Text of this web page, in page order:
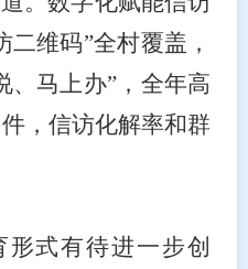
维码”全村覆盖，
、马上办”，全年高
，信访化解率和群
形式有待进一步创